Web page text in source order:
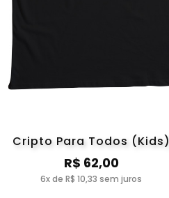
Cripto Para Todos (Kids)
R$ 62,00
6x de R$ 10,33 sem juros